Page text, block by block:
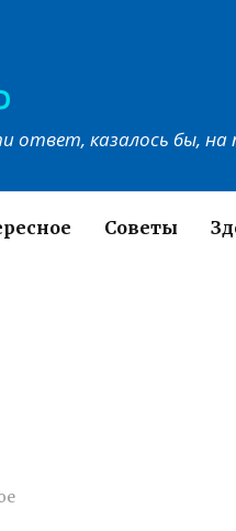
ответ, казалось бы, на
Советы